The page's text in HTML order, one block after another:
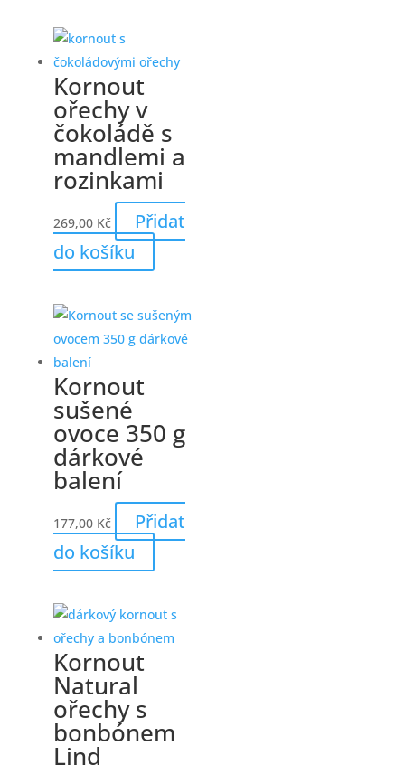
Kornout
ořechy v
čokoládě s
mandlemi a
rozinkami
269,00 Kč
Přidat
do košíku
Kornout
sušené
ovoce 350 g
dárkové
balení
177,00 Kč
Přidat
do košíku
Kornout
Natural
ořechy s
bonbónem
Lind